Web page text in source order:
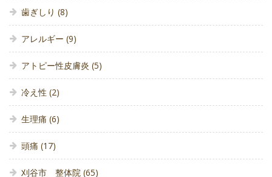
歯ぎしり (8)
アレルギー (9)
アトピー性皮膚炎 (5)
冷え性 (2)
生理痛 (6)
頭痛 (17)
刈谷市 整体院 (65)